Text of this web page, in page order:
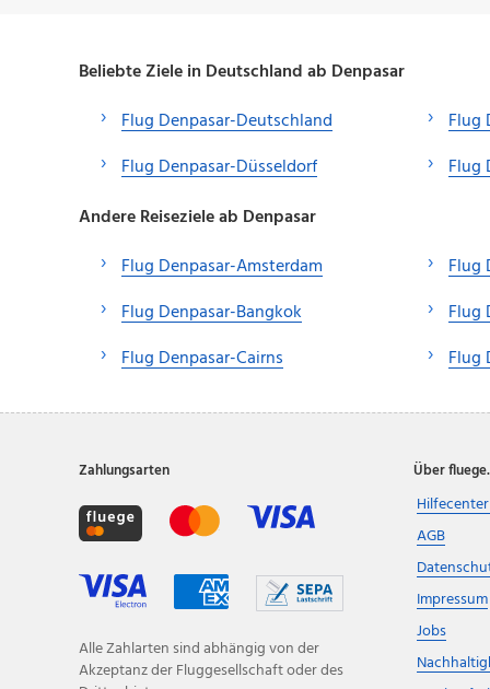
Beliebte Ziele in Deutschland ab Denpasar
Flug Denpasar-Deutschland
Flug Denpasar-Düsseldorf
Flug
Flug
Andere Reiseziele ab Denpasar
Flug Denpasar-Amsterdam
Flug Denpasar-Bangkok
Flug Denpasar-Cairns
Flug
Flug
Flug